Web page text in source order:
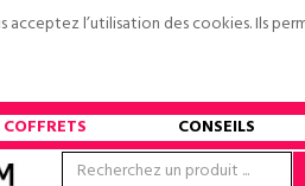
acceptez l’utilisation des cookies. Ils
COFFRETS CONSEILS